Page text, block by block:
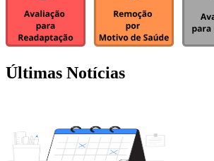
Últimas Notícias